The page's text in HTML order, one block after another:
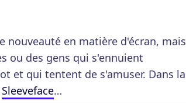
nouveauté en matière d'écran, mais
ou des gens qui s'ennuient
et qui tentent de s'amuser. Dans la
Sleeveface…